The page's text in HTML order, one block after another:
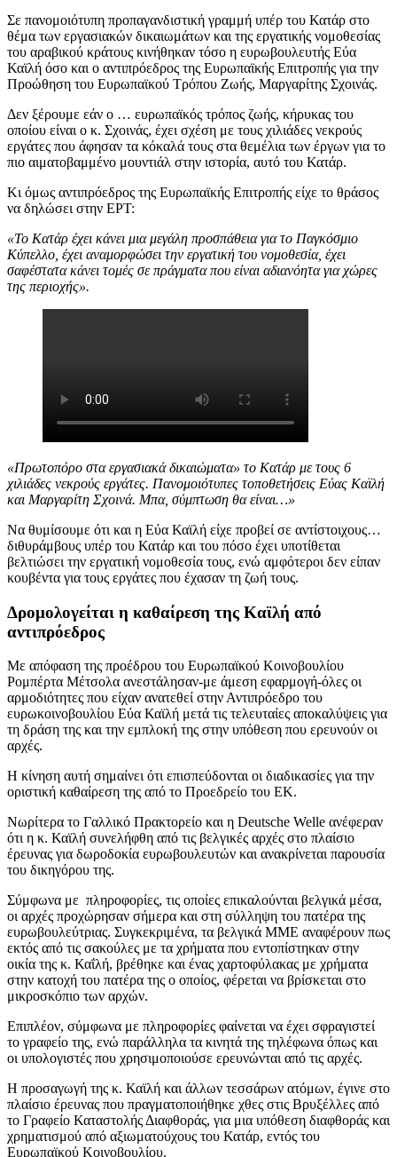
Σε πανομοιότυπη προπαγανδιστική γραμμή υπέρ του Κατάρ στο
θέμα των εργασιακών δικαιωμάτων και της εργατικής νομοθεσίας
του αραβικού κράτους κινήθηκαν τόσο η ευρωβουλευτής Εύα
Καϊλή όσο και ο αντιπρόεδρος της Ευρωπαϊκής Επιτροπής για την
Προώθηση του Ευρωπαϊκού Τρόπου Ζωής, Μαργαρίτης Σχοινάς.
Δεν ξέρουμε εάν ο … ευρωπαϊκός τρόπος ζωής, κήρυκας του
οποίου είναι ο κ. Σχοινάς, έχει σχέση με τους χιλιάδες νεκρούς
εργάτες που άφησαν τα κόκαλά τους στα θεμέλια των έργων για το
πιο αιματοβαμμένο μουντιάλ στην ιστορία, αυτό του Κατάρ.
Κι όμως αντιπρόεδρος της Ευρωπαϊκής Επιτροπής είχε το θράσος
να δηλώσει στην ΕΡΤ:
«Το Κατάρ έχει κάνει μια μεγάλη προσπάθεια για το Παγκόσμιο
Κύπελλο, έχει αναμορφώσει την εργατική του νομοθεσία, έχει
σαφέστατα κάνει τομές σε πράγματα που είναι αδιανόητα για χώρες
της περιοχής».
«Πρωτοπόρο στα εργασιακά δικαιώματα» το Κατάρ με τους 6
χιλιάδες νεκρούς εργάτες. Πανομοιότυπες τοποθετήσεις Εύας Καϊλή
και Μαργαρίτη Σχοινά. Μπα, σύμπτωση θα είναι…»
Να θυμίσουμε ότι και η Εύα Καϊλή είχε προβεί σε αντίστοιχους…
διθυράμβους υπέρ του Κατάρ και του πόσο έχει υποτίθεται
βελτιώσει την εργατική νομοθεσία τους, ενώ αμφότεροι δεν είπαν
κουβέντα για τους εργάτες που έχασαν τη ζωή τους.
Δρομολογείται η καθαίρεση της Καϊλή από
αντιπρόεδρος
Με απόφαση της προέδρου του Ευρωπαϊκού Κοινοβουλίου
Ρομπέρτα Μέτσολα ανεστάλησαν-με άμεση εφαρμογή-όλες οι
αρμοδιότητες που είχαν ανατεθεί στην Αντιπρόεδρο του
ευρωκοινοβουλίου Εύα Καϊλή μετά τις τελευταίες αποκαλύψεις για
τη δράση της και την εμπλοκή της στην υπόθεση που ερευνούν οι
αρχές.
Η κίνηση αυτή σημαίνει ότι επισπεύδονται οι διαδικασίες για την
οριστική καθαίρεση της από το Προεδρείο του ΕΚ.
Nωρίτερα το Γαλλικό Πρακτορείο και η Deutsche Welle ανέφεραν
ότι η κ. Καϊλή συνελήφθη από τις βελγικές αρχές στο πλαίσιο
έρευνας για δωροδοκία ευρωβουλευτών και ανακρίνεται παρουσία
του δικηγόρου της.
Σύμφωνα με πληροφορίες, τις οποίες επικαλούνται βελγικά μέσα,
οι αρχές προχώρησαν σήμερα και στη σύλληψη του πατέρα της
ευρωβουλεύτριας. Συγκεκριμένα, τα βελγικά ΜΜΕ αναφέρουν πως
εκτός από τις σακούλες με τα χρήματα που εντοπίστηκαν στην
οικία της κ. Καΐλή, βρέθηκε και ένας χαρτοφύλακας με χρήματα
στην κατοχή του πατέρα της ο οποίος, φέρεται να βρίσκεται στο
μικροσκόπιο των αρχών.
Επιπλέον, σύμφωνα με πληροφορίες φαίνεται να έχει σφραγιστεί
το γραφείο της, ενώ παράλληλα τα κινητά της τηλέφωνα όπως και
οι υπολογιστές που χρησιμοποιούσε ερευνώνται από τις αρχές.
Η προσαγωγή της κ. Καϊλή και άλλων τεσσάρων ατόμων, έγινε στο
πλαίσιο έρευνας που πραγματοποιήθηκε χθες στις Βρυξέλλες από
το Γραφείο Καταστολής Διαφθοράς, για μια υπόθεση διαφθοράς και
χρηματισμού από αξιωματούχους του Κατάρ, εντός του
Ευρωπαϊκού Κοινοβουλίου.